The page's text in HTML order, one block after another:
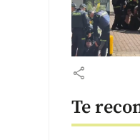
share
Te